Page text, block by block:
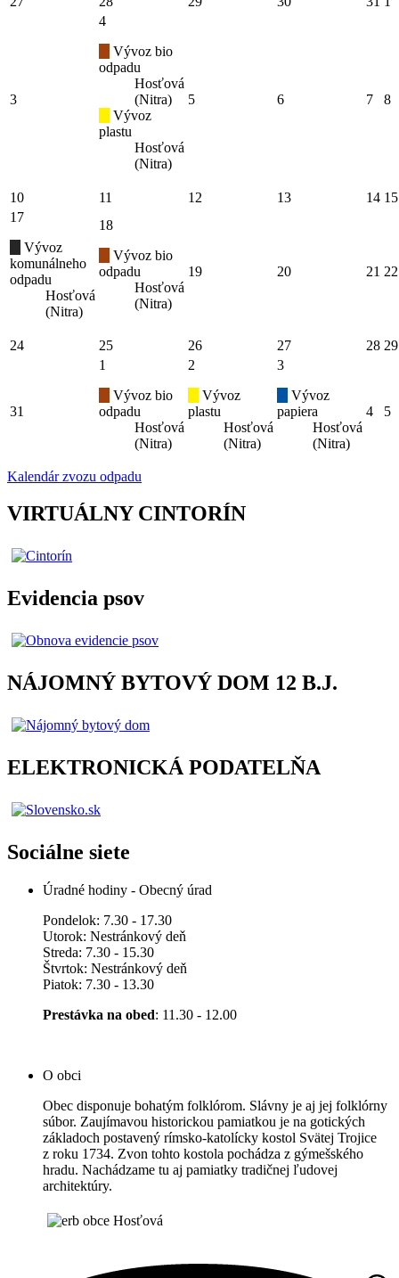
3
4
Vývoz bio
odpadu
Hosťová
(Nitra)
Vývoz
plastu
Hosťová
(Nitra)
5 6 7 8
10 11 12 13 14 15
17
Vývoz
komunálneho
odpadu
Hosťová
(Nitra)
18
Vývoz bio
odpadu
Hosťová
(Nitra)
19 20 21 22
24 25 26 27 28 29
31
1
Vývoz bio
odpadu
Hosťová
(Nitra)
2
Vývoz
plastu
Hosťová
(Nitra)
3
Vývoz
papiera
Hosťová
(Nitra)
4 5
Kalendár zvozu odpadu
VIRTUÁLNY CINTORÍN
Evidencia psov
NÁJOMNÝ BYTOVÝ DOM 12 B.J.
ELEKTRONICKÁ PODATELŇA
Sociálne siete
Úradné hodiny - Obecný úrad
Pondelok: 7.30 - 17.30
Utorok: Nestránkový deň
Streda: 7.30 - 15.30
Štvrtok: Nestránkový deň
Piatok: 7.30 - 13.30
Prestávka na obed: 11.30 - 12.00
O obci
Obec disponuje bohatým folklórom. Slávny je aj jej folklórny
súbor. Zaujímavou historickou pamiatkou je na gotických
základoch postavený rímsko-katolícky kostol Svätej Trojice
z roku 1734. Zvon tohto kostola pochádza z gýmešského
hradu. Nachádzame tu aj pamiatky tradičnej ľudovej
architektúry.